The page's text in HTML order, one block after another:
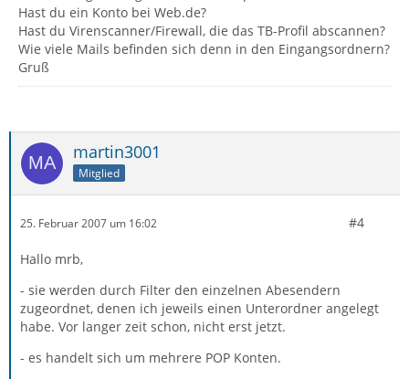
Hast du ein Konto bei Web.de?
Hast du Virenscanner/Firewall, die das TB-Profil abscannen?
Wie viele Mails befinden sich denn in den Eingangsordnern?
Gruß
martin3001
Mitglied
25. Februar 2007 um 16:02 #4
Hallo mrb,
- sie werden durch Filter den einzelnen Abesendern
zugeordnet, denen ich jeweils einen Unterordner angelegt
habe. Vor langer zeit schon, nicht erst jetzt.
- es handelt sich um mehrere POP Konten.